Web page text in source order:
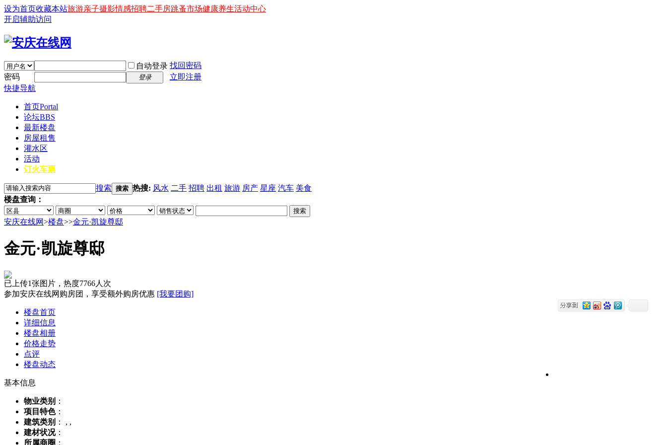
设为首页收藏本站旅游亲子摄影情感招聘二手房跳蚤市场健康养生活动中心
开启辅助访问
自动登录 找回密码
密码
登录
立即注册
快捷导航
首页Portal
论坛BBS
最新楼盘
房屋租售
灌水区
活动
订火车票
搜索 搜索 热搜: 风水 二手 招聘 出租 旅游 房产 星座 汽车 美食
楼盘查询：
安庆在线网>楼盘>>金元·凯旋尊邸
金元·凯旋尊邸
已上传1张图片，热度7766人次
参加安庆在线网购房团，享受额外购房优惠 [我要团购]
楼盘首页
详细信息
楼盘相册
价格走势
点评
楼盘动态
基本信息
物业类别 ：
项目特色：
建筑类别 ： , ,
建材状况：
所属商圈 ：